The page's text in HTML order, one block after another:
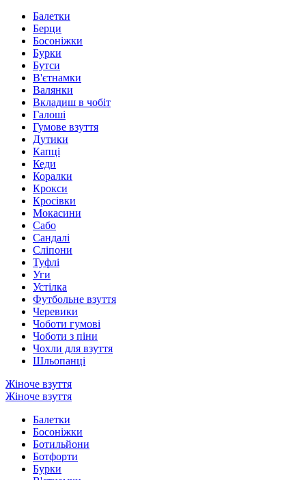
Балетки
Берци
Босоніжки
Бурки
Бутси
В'єтнамки
Валянки
Вкладиш в чобіт
Галоші
Гумове взуття
Дутики
Капці
Кеди
Коралки
Крокси
Кросівки
Мокасини
Сабо
Сандалі
Сліпони
Туфлі
Уги
Устілка
Футбольне взуття
Черевики
Чоботи гумові
Чоботи з піни
Чохли для взуття
Шльопанці
Жіноче взуття
Жіноче взуття
Балетки
Босоніжки
Ботильйони
Ботфорти
Бурки